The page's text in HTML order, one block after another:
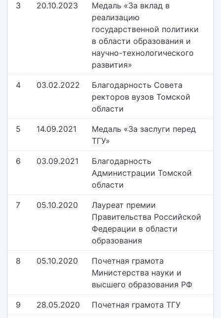
3 20.10.2023
Медаль «За вклад в
реализацию
государственной политики
в области образования и
научно-технологического
развития»
4 03.02.2022
Благодарность Совета
ректоров вузов Томской
области
5 14.09.2021
Медаль «За заслуги перед
ТГУ»
6 03.09.2021
Благодарность
Администрации Томской
области
7 05.10.2020
Лауреат премии
Правительства Российской
Федерации в области
образования
8 05.10.2020
Почетная грамота
Министерства науки и
высшего образования РФ
9 28.05.2020 Почетная грамота ТГУ